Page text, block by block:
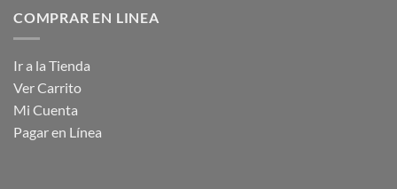
COMPRAR EN LINEA
Ir a la Tienda
Ver Carrito
Mi Cuenta
Pagar en Línea